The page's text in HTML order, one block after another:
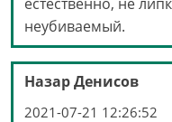
неубиваемый.
Назар Денисов
2021-07-21 12:26:52